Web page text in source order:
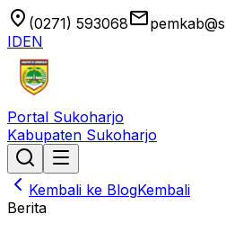
location_on (0271) 593068email
IDEN
Portal Sukoharjo
Kabupaten Sukoharjo
Kembali ke BlogKembali
Berita